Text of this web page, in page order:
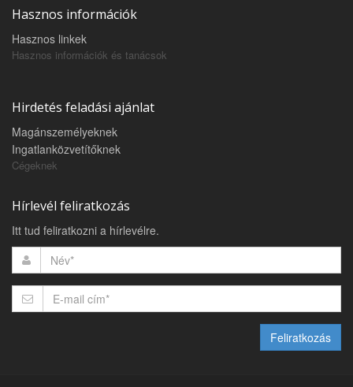
Hasznos információk
Hasznos linkek
Hasznos információk és tanácsok
Hirdetés feladási ajánlat
Magánszemélyeknek
Ingatlanközvetítőknek
Cégeknek
Hírlevél feliratkozás
Itt tud feliratkozni a hírlevélre.
Feliratkozás